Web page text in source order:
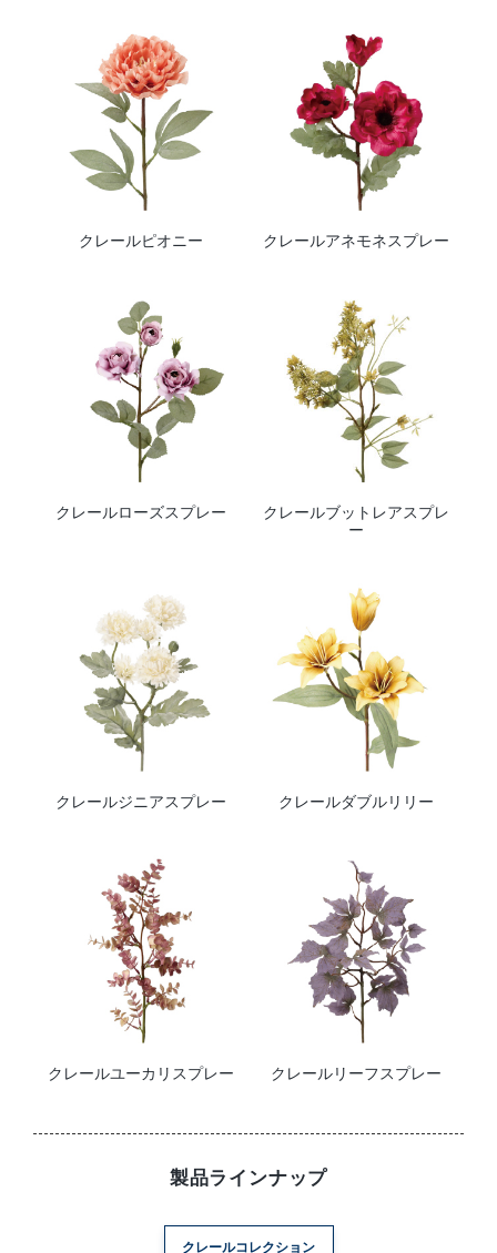
クレールピオニー クレールアネモネスプレー
クレールローズスプレー
クレールブットレアスプレ
ー
クレールジニアスプレー クレールダブルリリー
クレールユーカリスプレー クレールリーフスプレー
製品ラインナップ
クレールコレクション